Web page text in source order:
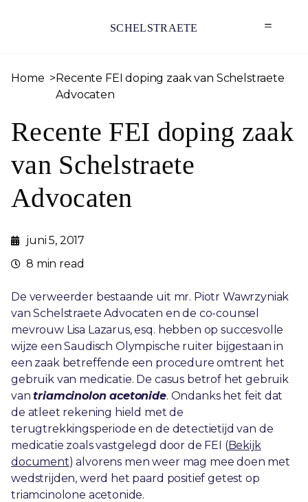
SCHELSTRAETE
Home
Recente FEI doping zaak van Schelstraete
Advocaten
Recente FEI doping zaak
van Schelstraete
Advocaten
juni 5, 2017
8 min read
De verweerder bestaande uit mr. Piotr Wawrzyniak
van Schelstraete Advocaten en de co-counsel
mevrouw Lisa Lazarus, esq. hebben op succesvolle
wijze een Saudisch Olympische ruiter bijgestaan in
een zaak betreffende een procedure omtrent het
gebruik van medicatie. De casus betrof het gebruik
vantriamcinolon acetonide. Ondanks het feit dat
de atleet rekening hield met de
terugtrekkingsperiode en de detectietijd van de
medicatie zoals vastgelegd door de FEI (Bekijk
document) alvorens men weer mag mee doen met
wedstrijden, werd het paard positief getest op
triamcinolone acetonide.